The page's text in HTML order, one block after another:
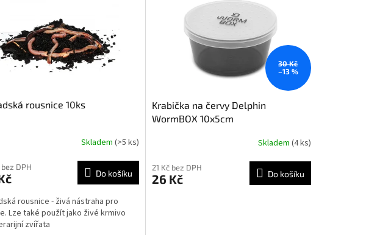
rousnice 10ks
Skladem (>5 ks)
DPH
Do košíku
rousnice - živá nástraha pro
Lze také použít jako živé krmivo
zvířata
30 Kč
–13 %
Krabička na červy Delphin
WormBOX 10x5cm
Skladem (4 ks)
21 Kč bez DPH
26 Kč Do košíku